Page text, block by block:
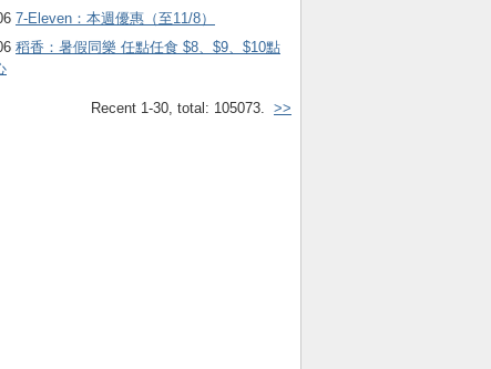
7-Eleven：本週優惠（至11/8）
稻香：暑假同樂 任點任食 $8、$9、$10點
Recent 1-30, total: 105073. >>